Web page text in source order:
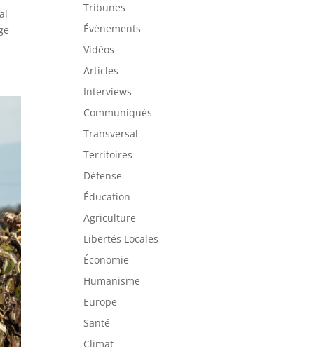
Tribunes
Événements
Vidéos
Articles
Interviews
Communiqués
Transversal
Territoires
Défense
Éducation
Agriculture
Libertés Locales
Économie
Humanisme
Europe
Santé
Climat